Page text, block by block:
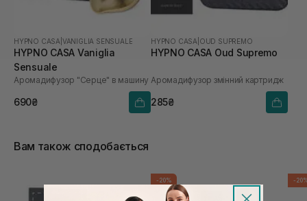
HYPNO CASA VANIGLIA SENSUALE
HYPNO CASA Vaniglia
Sensuale
Аромадифузор "Серце" в машину
690₴
HYPNO CASA OUD SUPREMO
HYPNO CASA Oud Supremo
Аромадифузор змінний картридж
285₴
Вам також сподобається
-20% -